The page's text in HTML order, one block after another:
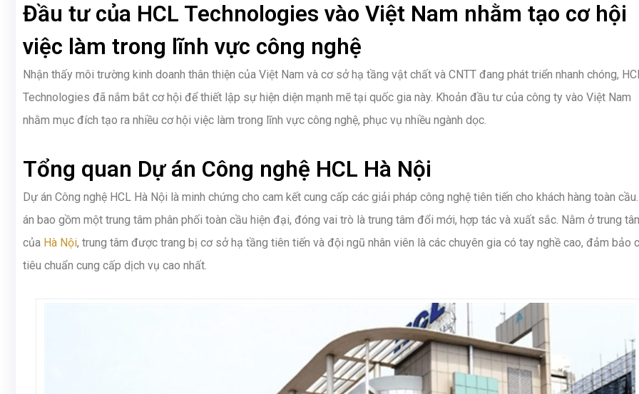
Đầu tư của HCL Technologies vào Việt Nam nhằm tạo cơ hội
việc làm trong lĩnh vực công nghệ
Nhận thấy môi trường kinh doanh thân thiện của Việt Nam và cơ sở hạ tầng vật chất và CNTT đang phát triển nhanh chóng,
Technologies đã nắm bắt cơ hội để thiết lập sự hiện diện mạnh mẽ tại quốc gia này. Khoản đầu tư của công ty vào Việt Nam
nhằm mục đích tạo ra nhiều cơ hội việc làm trong lĩnh vực công nghệ, phục vụ nhiều ngành dọc.
Tổng quan Dự án Công nghệ HCL Hà Nội
Dự án Công nghệ HCL Hà Nội là minh chứng cho cam kết cung cấp các giải pháp công nghệ tiên tiến cho khách hàng toàn
án bao gồm một trung tâm phân phối toàn cầu hiện đại, đóng vai trò là trung tâm đổi mới, hợp tác và xuất sắc. Nằm ở trung
của Hà Nội, trung tâm được trang bị cơ sở hạ tầng tiên tiến và đội ngũ nhân viên là các chuyên gia có tay nghề cao, đảm bảo
tiêu chuẩn cung cấp dịch vụ cao nhất.